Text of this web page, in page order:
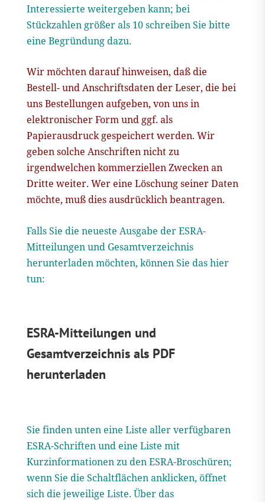
Interessierte weitergeben kann; bei
Stückzahlen größer als 10 schreiben Sie bitte
eine Begründung dazu.
Wir möchten darauf hinweisen, daß die
Bestell- und Anschriftsdaten der Leser, die bei
uns Bestellungen aufgeben, von uns in
elektronischer Form und ggf. als
Papierausdruck gespeichert werden. Wir
geben solche Anschriften nicht zu
irgendwelchen kommerziellen Zwecken an
Dritte weiter. Wer eine Löschung seiner Daten
möchte, muß dies ausdrücklich beantragen.
Falls Sie die neueste Ausgabe der ESRA-
Mitteilungenund Gesamtverzeichnis
herunterladen möchten, können Sie das hier
tun:
ESRA-Mitteilungen und
Gesamtverzeichnis als PDF
herunterladen
Sie finden unten eine Liste aller verfügbaren
ESRA-Schriften und eine Liste mit
Kurzinformationen zu den ESRA-Broschüren;
wenn Sie die Schaltflächen anklicken, öffnet
sich die jeweilige Liste. Über das